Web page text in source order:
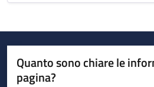
Quanto sono chiare le
pagina?